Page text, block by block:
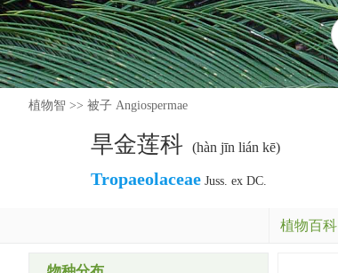
植物智 >> 被子 Angiospermae
旱金莲科 (hàn jīn lián kē)
Tropaeolaceae Juss. ex DC.
植物百科